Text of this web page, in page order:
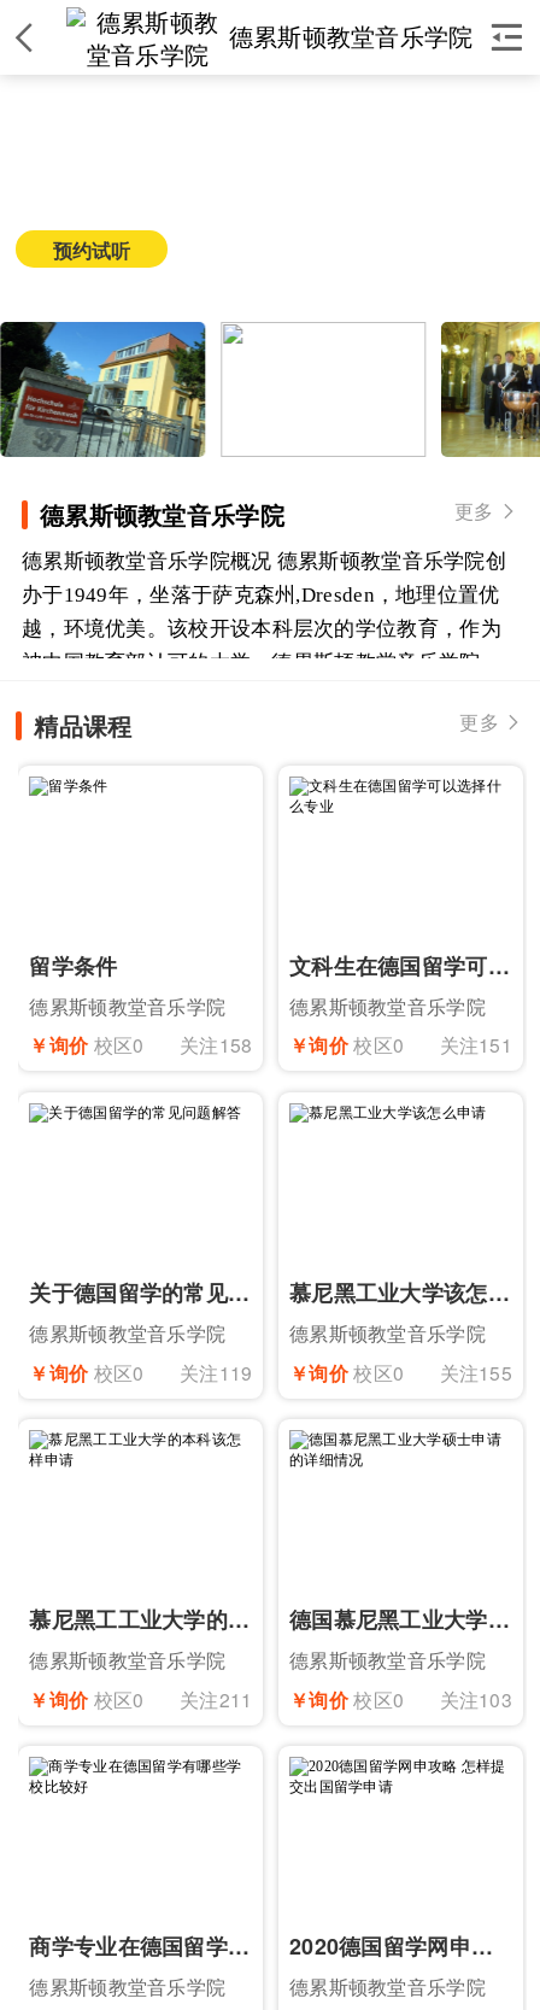
德累斯顿教堂音乐学院
 
预约试听
德累斯顿教堂音乐学院 更多 
德累斯顿教堂音乐学院概况 德累斯顿教堂音乐学院创
办于1949年，坐落于萨克森州,Dresden，地理位置优
越，环境优美。该校开设本科层次的学位教育，作为
被中国教育部认可的大学... 德累斯顿教堂音乐学院，
居...
精品课程 更多 
留学条件
德累斯顿教堂音乐学院
￥询价 校区0 关注158
文科生在德国留学可以选择什么专业
德累斯顿教堂音乐学院
￥询价校区0 关注151
关于德国留学的常见问题解答
德累斯顿教堂音乐学院
￥询价 校区0 关注119
慕尼黑工业大学该怎么申请
德累斯顿教堂音乐学院
￥询价校区0 关注155
慕尼黑工工业大学的本科该怎样申请
德累斯顿教堂音乐学院
￥询价 校区0 关注211
德国慕尼黑工业大学硕士申请的详细情况
德累斯顿教堂音乐学院
￥询价校区0 关注103
商学专业在德国留学有哪些学校比较好
德累斯顿教堂音乐学院
2020德国留学网申攻略 怎样提交出国留学申请
德累斯顿教堂音乐学院